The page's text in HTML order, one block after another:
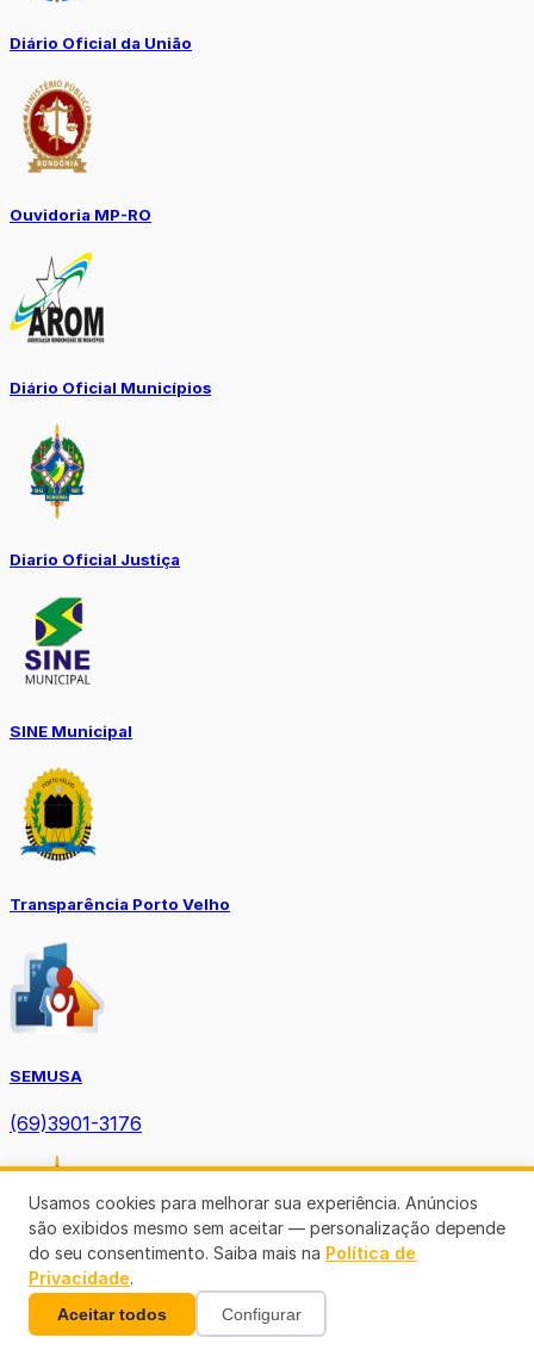
Diário Oficial da União
Ouvidoria MP-RO
Diário Oficial Municípios
Diario Oficial Justiça
SINE Municipal
Transparência Porto Velho
SEMUSA
(69)3901-3176
Diário Oficial TCE-RO
Usamos cookies para melhorar sua experiência. Anúncios
são exibidos mesmo sem aceitar — personalização depende
do seu consentimento. Saiba mais na Política de
Privacidade.
Aceitar todos Configurar